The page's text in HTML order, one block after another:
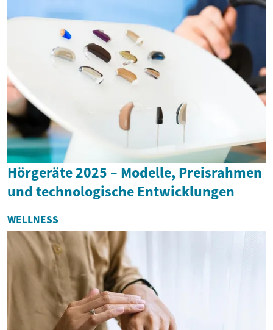
Hörgeräte 2025 – Modelle, Preisrahmen
und technologische Entwicklungen
WELLNESS